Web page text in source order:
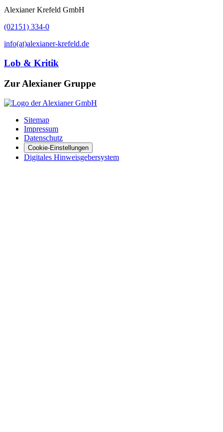
Alexianer Krefeld GmbH
(02151) 334-0
info(at)alexianer-krefeld.de
Lob & Kritik
Zur Alexianer Gruppe
Sitemap
Impressum
Datenschutz
Cookie-Einstellungen
Digitales Hinweisgebersystem